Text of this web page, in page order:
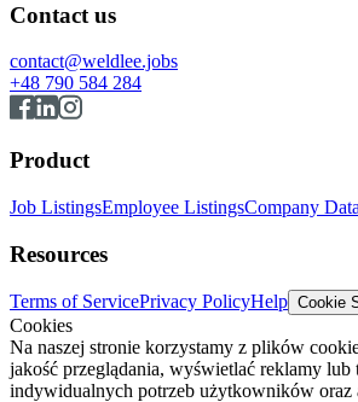
Contact us
contact@weldlee.jobs
+48 790 584 284
Product
Job ListingsEmployee ListingsCompany
Resources
Terms of ServicePrivacy PolicyHelp Cookie
Cookies
Na naszej stronie korzystamy z plików
jakość przeglądania, wyświetlać reklamy lub
indywidualnych potrzeb użytkowników oraz